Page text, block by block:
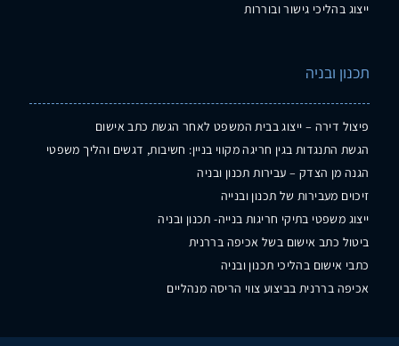
ייצוג בהליכי גישור ובוררות
תכנון ובניה
פיצול דירה – ייצוג בבית המשפט לאחר הגשת כתב אישום
הגשת התנגדות בגין חריגה מקווי בניין: חשיבות, דגשים והליך משפטי
הגנה מן הצדק – עבירות תכנון ובניה
זיכוים מעבירות של תכנון ובנייה
ייצוג משפטי בתיקי חריגות בנייה- תכנון ובניה
ביטול כתב אישום בשל אכיפה בררנית
כתבי אישום בהליכי תכנון ובניה
אכיפה בררנית בביצוע צווי הריסה מנהליים